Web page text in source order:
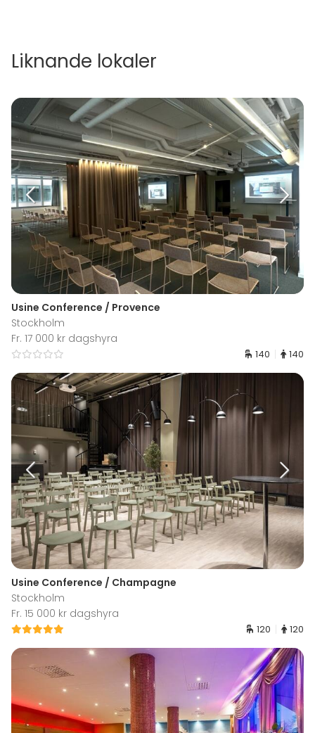
Liknande lokaler
Usine Conference / Provence
Stockholm
Fr. 17 000 kr dagshyra
140 140
Usine Conference / Champagne
Stockholm
Fr. 15 000 kr dagshyra
120 120